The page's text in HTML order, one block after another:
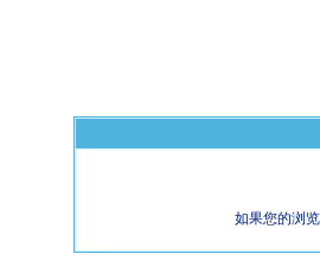
如果您的浏